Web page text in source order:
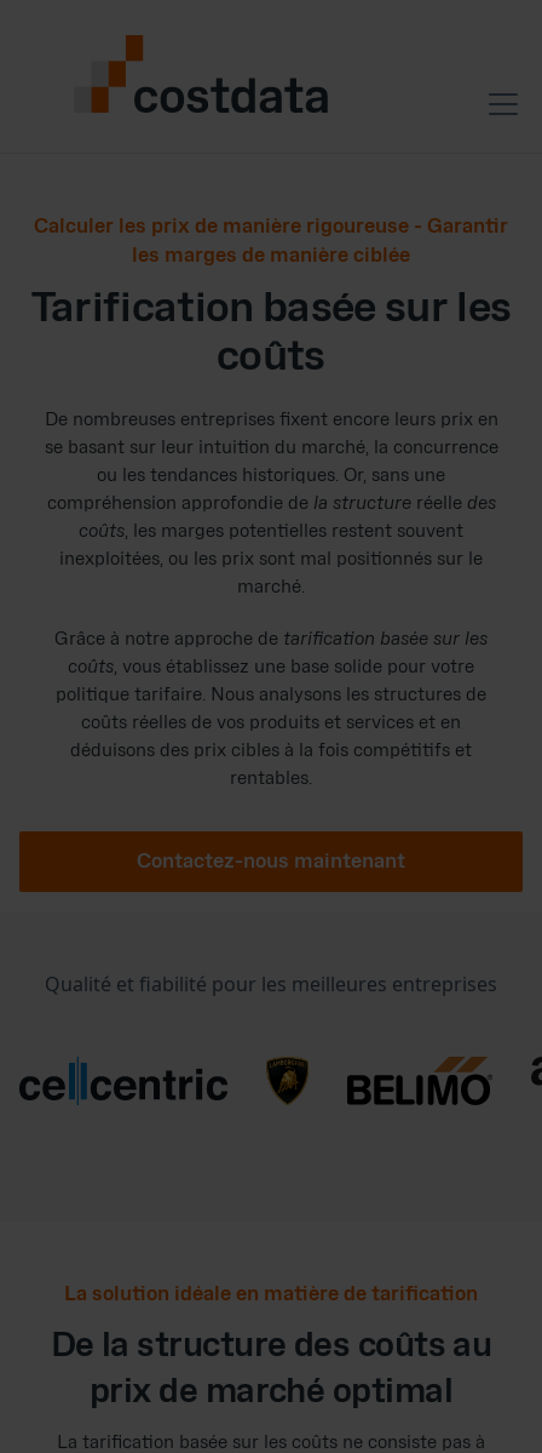
Calculer les prix de manière rigoureuse - Garantir
les marges de manière ciblée
Tarification basée sur les
coûts
De nombreuses entreprises fixent encore leurs prix en
se basant sur leur intuition du marché, la concurrence
ou les tendances historiques. Or, sans une
compréhension approfondie dela structureréelledes
coûts , les marges potentielles restent souvent
inexploitées, ou les prix sont mal positionnés sur le
marché.
Grâce à notre approche de tarification basée sur les
coûts , vous établissez une base solide pour votre
politique tarifaire. Nous analysons les structures de
coûts réelles de vos produits et services et en
déduisons des prix cibles à la fois compétitifs et
rentables.
Contactez-nous maintenant
Qualité et fiabilité pour les meilleures entreprises
La solution idéale en matière de tarification
De la structure des coûts au
prix de marché optimal
La tarification basée sur les coûts ne consiste pas à